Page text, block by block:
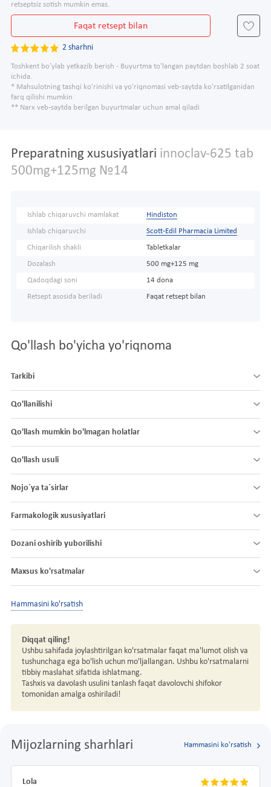
retseptsiz sotish mumkin emas.
Faqat retsept bilan
2 sharhni
Toshkent bo'ylab yetkazib berish - Buyurtma to'langan paytdan boshlab 2 soat
ichida.
* Mahsulotning tashqi ko'rinishi va yo'riqnomasi veb-saytda ko'rsatilganidan
farq qilishi mumkin
** Narx veb-saytda berilgan buyurtmalar uchun amal qiladi
Preparatning xususiyatlari innoclav-625 tab
500mg+125mg №14
Ishlab chiqaruvchi mamlakat Hindiston
Ishlab chiqaruvchi Scott-Edil Pharmacia Limited
Chiqarilish shakli Tabletkalar
Dozalash 500 mg+125 mg
Qadoqdagi soni 14 dona
Retsept asosida beriladi Faqat retsept bilan
Qo'llash bo'yicha yo'riqnoma
Tarkibi
Qo'llanilishi
Qo'llash mumkin bo'lmagan holatlar
Qo'llash usuli
Nojo´ya ta´sirlar
Farmakologik xususiyatlari
Dozani oshirib yuborilishi
Maxsus ko'rsatmalar
Hammasini ko'rsatish
Diqqat qiling!
Ushbu sahifada joylashtirilgan ko'rsatmalar faqat ma'lumot olish va
tushunchaga ega bo'lish uchun mo'ljallangan. Ushbu ko'rsatmalarni
tibbiy maslahat sifatida ishlatmang.
Tashxis va davolash usulini tanlash faqat davolovchi shifokor
tomonidan amalga oshiriladi!
Mijozlarning sharhlari Hammasini ko'rsatish
Lola